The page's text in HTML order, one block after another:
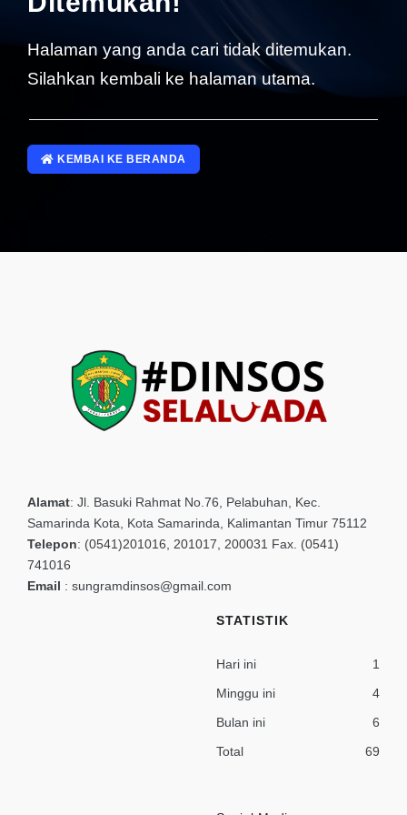
Halaman yang anda cari tidak ditemukan.
Silahkan kembali ke halaman utama.
KEMBAI KE BERANDA
Alamat: Jl. Basuki Rahmat No.76, Pelabuhan, Kec.
Samarinda Kota, Kota Samarinda, Kalimantan Timur 75112
Telepon: (0541)201016, 201017, 200031 Fax. (0541)
741016
Email : sungramdinsos@gmail.com
STATISTIK
Hari ini
1
Minggu ini
4
Bulan ini
6
Total
69